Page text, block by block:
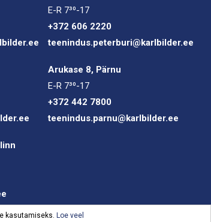
E-R 7³⁰-17
+372 606 2220
teenindus.peterburi@karlbilder.ee
Arukase 8, Pärnu
E-R 7³⁰-17
+372 442 7800
teenindus.parnu@karlbilder.ee
kasutamiseks. Loe veel